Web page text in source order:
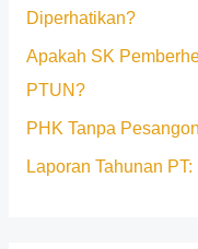
k
:
Diperhatikan?
Apakah SK
PTUN?
PHK Tanpa
Laporan Tahunan